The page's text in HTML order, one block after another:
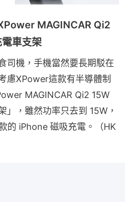
MAGINCAR Qi2
車支架
司機，手機當然要長期駁在
慮XPower這款有半導體制
MAGINCAR Qi2 15W
」，雖然功率只去到 15W，
的 iPhone 磁吸充電。（HK